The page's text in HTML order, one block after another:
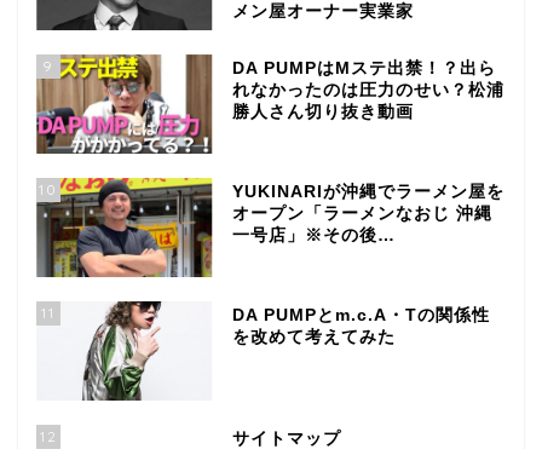
メン屋オーナー実業家
9
DA PUMPはMステ出禁！？出ら
れなかったのは圧力のせい？松浦
勝人さん切り抜き動画
10
YUKINARIが沖縄でラーメン屋を
オープン「ラーメンなおじ 沖縄
一号店」※その後…
11
DA PUMPとm.c.A・Tの関係性
を改めて考えてみた
12 サイトマップ